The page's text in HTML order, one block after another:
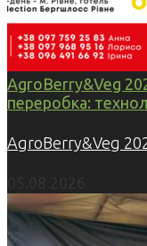
AgroBerry&Veg
переробка:
AgroBerry&Veg